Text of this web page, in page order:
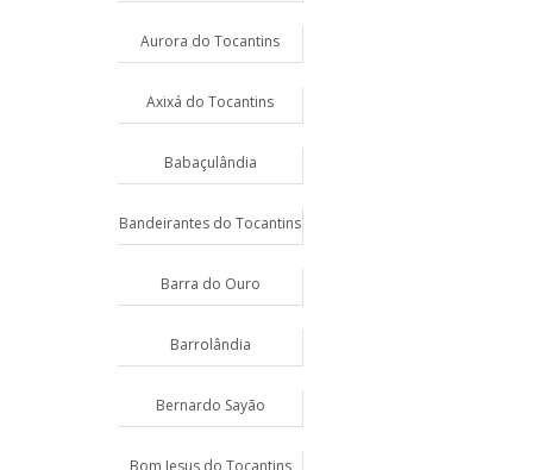
Aurora do Tocantins
Axixá do Tocantins
Babaçulândia
Bandeirantes do Tocantins
Barra do Ouro
Barrolândia
Bernardo Sayão
Bom Jesus do Tocantins